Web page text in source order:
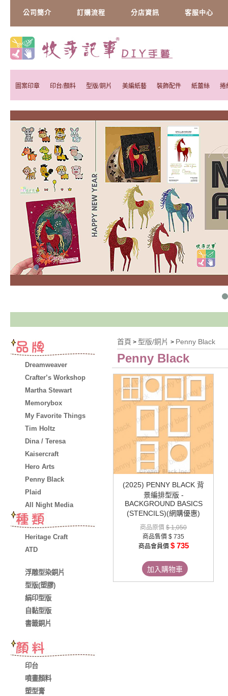
公司簡介 訂購流程 分店資訊 客服中心
圖案印章 印台/顏料 型版/銅片 美編紙藝 裝飾配件 紙蕾絲 捲
Dreamweaver
Crafter’s Workshop
Martha Stewart
Memorybox
My Favorite Things
Tim Holtz
Dina / Teresa
Kaisercraft
Hero Arts
Penny Black
Plaid
All Night Media
Heritage Craft
ATD
浮雕型染銅片
型版(塑膠)
絹印型版
自黏型版
書籤銅片
印台
噴畫顏料
塑型膏
首頁 > 型版/銅片 > Penny Black
Penny Black
(2025) PENNY BLACK 背
景編排型版 -
BACKGROUND BASICS
(STENCILS)(網購優惠)
商品原價 $ 1,050
商品售價 $ 735
商品會員價 $ 735
加入購物車